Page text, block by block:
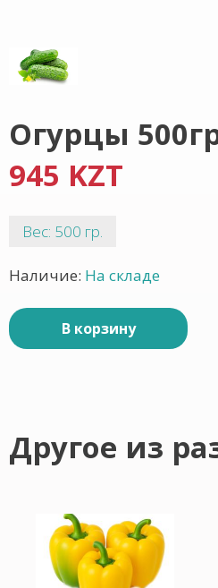
Огурцы
945 KZT
Вес: 500 гр.
Наличие: На складе
В корзину
Другое из